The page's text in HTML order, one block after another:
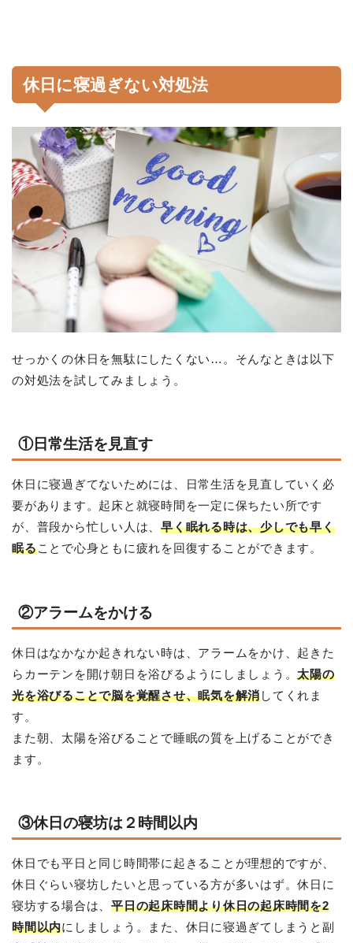
休日に寝過ぎない対処法
せっかくの休日を無駄にしたくない…。そんなときは以下
の対処法を試してみましょう。
①日常生活を見直す
休日に寝過ぎてないためには、日常生活を見直していく必
要があります。起床と就寝時間を一定に保ちたい所です
が、普段から忙しい人は、早く眠れる時は、少しでも早く
眠ることで心身ともに疲れを回復することができます。
②アラームをかける
休日はなかなか起きれない時は、アラームをかけ、起きた
らカーテンを開け朝日を浴びるようにしましょう。太陽の
光を浴びることで脳を覚醒させ、眠気を解消してくれま
す。
また朝、太陽を浴びることで睡眠の質を上げることができ
ます。
③休日の寝坊は２時間以内
休日でも平日と同じ時間帯に起きることが理想的ですが、
休日ぐらい寝坊したいと思っている方が多いはず。休日に
寝坊する場合は、平日の起床時間より休日の起床時間を2
時間以内にしましょう。また、休日に寝過ぎてしまうと副